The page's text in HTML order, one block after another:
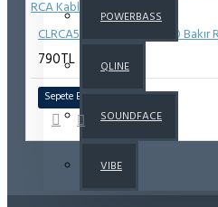
POWERBASS
QLINE
SOUNDFACE
VIBE
790TL
Sepete Ekle